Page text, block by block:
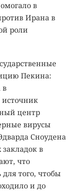
в
Ирана в
роли
Пекина:
в
центр
вирусы
Сноудена
в
что
того, чтобы
и до